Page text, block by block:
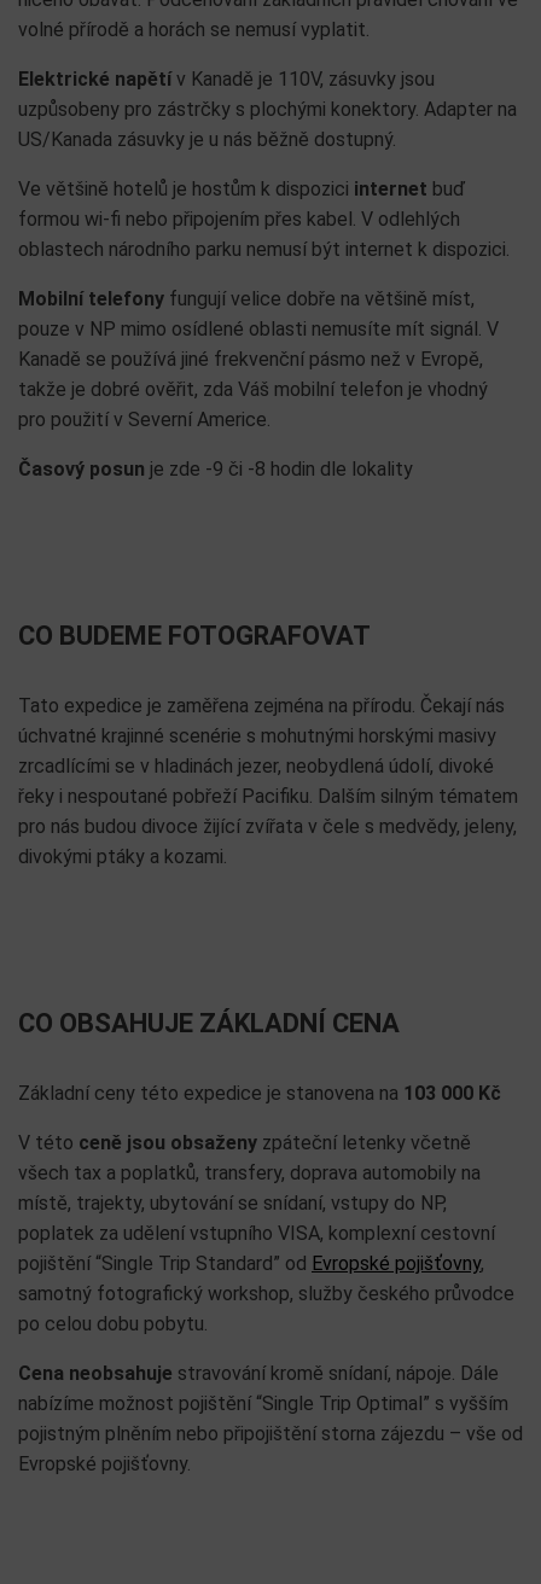
volné přírodě a horách se nemusí vyplatit.
Elektrické napětív Kanadě je 110V, zásuvky jsou
uzpůsobeny pro zástrčky s plochými konektory. Adapter na
US/Kanada zásuvky je u nás běžně dostupný.
Ve většině hotelů je hostům k dispozici internet buď
formou wi-fi nebo připojením přes kabel. V odlehlých
oblastech národního parku nemusí být internet k dispozici.
Mobilní telefony fungují velice dobře na většině míst,
pouze v NP mimo osídlené oblasti nemusíte mít signál. V
Kanadě se používá jiné frekvenční pásmo než v Evropě,
takže je dobré ověřit, zda Váš mobilní telefon je vhodný
pro použití v Severní Americe.
Časový posun je zde -9 či -8 hodin dle lokality
CO BUDEME FOTOGRAFOVAT
Tato expedice je zaměřena zejména na přírodu. Čekají nás
úchvatné krajinné scenérie s mohutnými horskými masivy
zrcadlícími se v hladinách jezer, neobydlená údolí, divoké
řeky i nespoutané pobřeží Pacifiku. Dalším silným tématem
pro nás budou divoce žijící zvířata v čele s medvědy, jeleny,
divokými ptáky a kozami.
CO OBSAHUJE ZÁKLADNÍ CENA
Základní ceny této expedice je stanovena na 103 000 Kč
V této ceně jsou obsaženy zpáteční letenky včetně
všech tax a poplatků, transfery, doprava automobily na
místě, trajekty, ubytování se snídaní, vstupy do NP,
poplatek za udělení vstupního VISA, komplexní cestovní
pojištění “Single Trip Standard” od Evropské pojišťovny,
samotný fotografický workshop, služby českého průvodce
po celou dobu pobytu.
Cena neobsahuje stravování kromě snídaní, nápoje. Dále
nabízíme možnost pojištění “Single Trip Optimal” s vyšším
pojistným plněním nebo připojištění storna zájezdu – vše od
Evropské pojišťovny.